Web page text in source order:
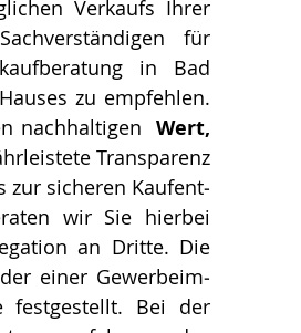
Verkaufs Ihrer
für
in Bad
zu empfehlen.
nachhaltigen Wert,
Transparenz
zur sicheren Kauf­ent­
wir Sie hierbei
an Dritte. Die
einer Ge­wer­be­im­
festgestellt. Bei der